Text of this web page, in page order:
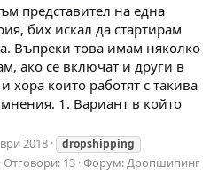
представител на една
бих искал да стартирам
Въпреки това имам няколко
ако се включат и други в
хора които работят с такива
1. Вариант в който
2018
dropshipping
Отговори: 13 Форум: Дропшипинг